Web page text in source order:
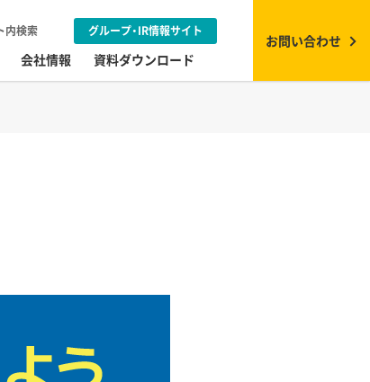
会社情報 資料ダウンロード
内検索 グループ・IR情報サイト
お問い合わせ